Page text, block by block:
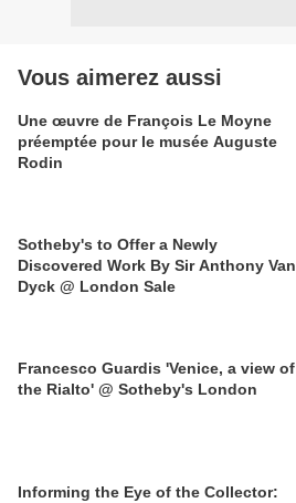
Vous aimerez aussi
Une œuvre de François Le Moyne
préemptée pour le musée Auguste
Rodin
Sotheby's to Offer a Newly
Discovered Work By Sir Anthony Van
Dyck @ London Sale
Francesco Guardis 'Venice, a view of
the Rialto' @ Sotheby's London
Informing the Eye of the Collector: